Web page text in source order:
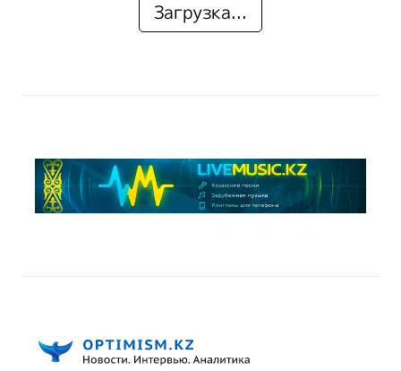
Загрузка...